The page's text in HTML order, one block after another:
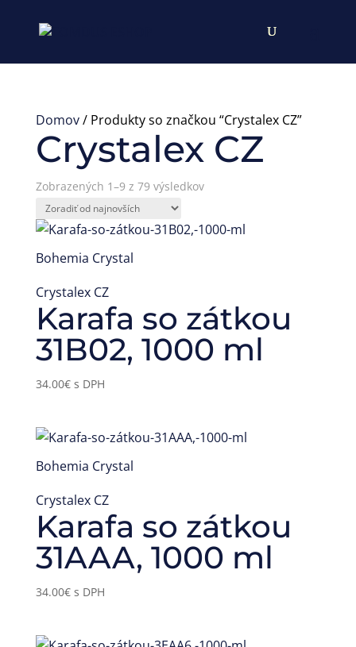
Domov/ Produkty so značkou “Crystalex CZ”
Crystalex CZ
Zobrazených 1–9 z 79 výsledkovZoradené
najnovších
Bohemia Crystal
Crystalex CZ
Karafa so zátkou
31B02, 1000 ml
34.00€ s DPH
Bohemia Crystal
Crystalex CZ
Karafa so zátkou
31AAA, 1000 ml
34.00€ s DPH